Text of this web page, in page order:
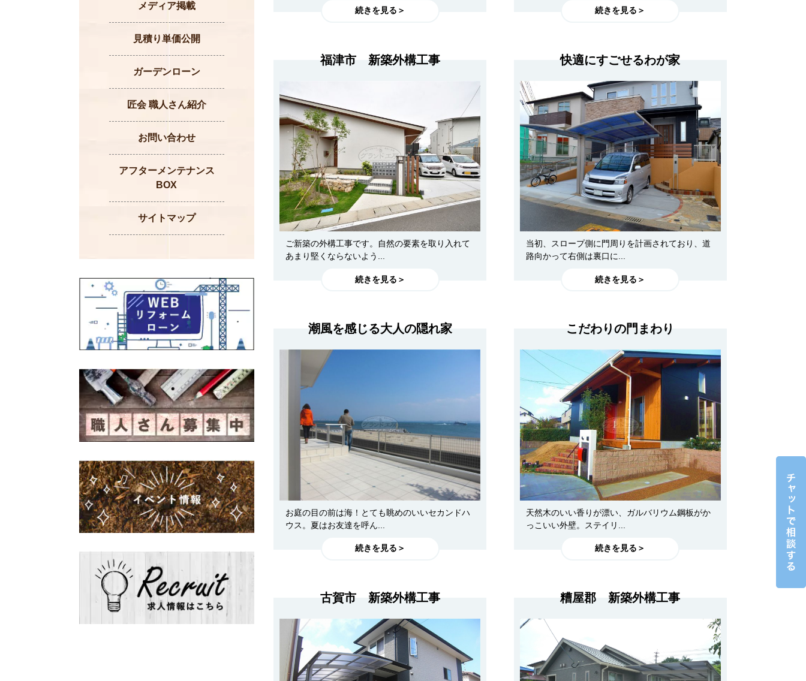
続きを見る＞ 続きを見る＞
福津市 新築外構工事
ご新築の外構工事です。自然の要素を取り入れて
あまり堅くならないよう...
続きを見る＞
快適にすごせるわが家
当初、スロープ側に門周りを計画されており、道
路向かって右側は裏口に...
続きを見る＞
潮風を感じる大人の隠れ家
お庭の目の前は海！とても眺めのいいセカンドハ
ウス。夏はお友達を呼ん...
続きを見る＞
こだわりの門まわり
天然木のいい香りが漂い、ガルバリウム鋼板がか
っこいい外壁。ステイリ...
続きを見る＞
古賀市 新築外構工事 糟屋郡 新築外構工事
メディア掲載
見積り単価公開
ガーデンローン
匠会 職人さん紹介
お問い合わせ
アフターメンテナンス
BOX
サイトマップ